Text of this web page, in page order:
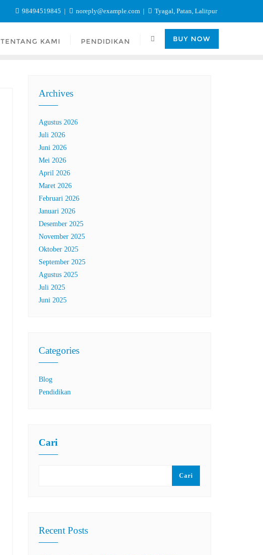
98494519845 noreply@example.com Tyagal, Patan, Lalitpur
TENTANG KAMI PENDIDIKAN BUY NOW
Archives
Agustus 2026
Juli 2026
Juni 2026
Mei 2026
April 2026
Maret 2026
Februari 2026
Januari 2026
Desember 2025
November 2025
Oktober 2025
September 2025
Agustus 2025
Juli 2025
Juni 2025
Categories
Blog
Pendidikan
Cari
Cari
Recent Posts